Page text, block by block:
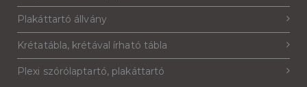
Plakáttartó állvány
Krétatábla, krétával írható tábla
Plexi szórólaptartó, plakáttartó